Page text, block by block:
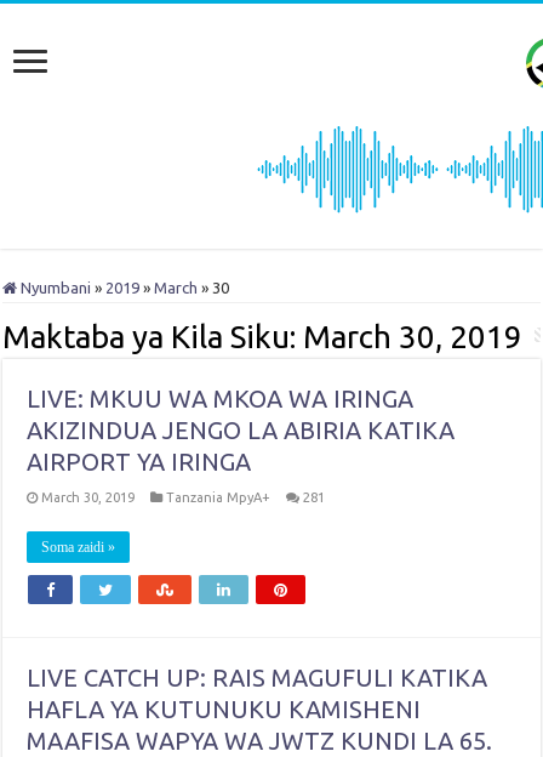
Nyumbani » 2019 » March » 30
Maktaba ya Kila Siku: March 30, 2019
LIVE: MKUU WA MKOA WA IRINGA
AKIZINDUA JENGO LA ABIRIA KATIKA
AIRPORT YA IRINGA
March 30, 2019 Tanzania MpyA+ 281
Soma zaidi »
LIVE CATCH UP: RAIS MAGUFULI KATIKA
HAFLA YA KUTUNUKU KAMISHENI
MAAFISA WAPYA WA JWTZ KUNDI LA 65.